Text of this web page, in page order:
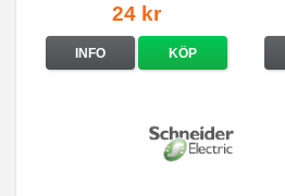
24 kr
INFO KÖP